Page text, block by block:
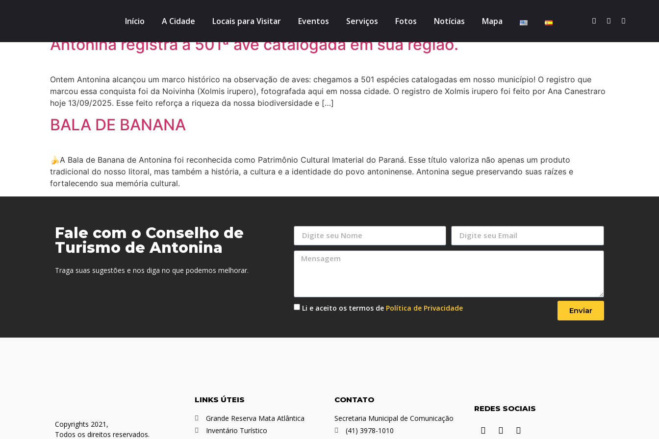
Início A Cidade Locais para Visitar Eventos Serviços Fotos Notícias Mapa
#antonina
Antonina registra a 501ª ave catalogada em sua região.
Ontem Antonina alcançou um marco histórico na observação de aves: chegamos a 501 espécies catalogadas em nosso município! O registro que
marcou essa conquista foi da Noivinha (Xolmis irupero), fotografada aqui em nossa cidade. O registro de Xolmis irupero foi feito por Ana Canestraro
hoje 13/09/2025. Esse feito reforça a riqueza da nossa biodiversidade e […]
BALA DE BANANA
🍌A Bala de Banana de Antonina foi reconhecida como Patrimônio Cultural Imaterial do Paraná. Esse título valoriza não apenas um produto
tradicional do nosso litoral, mas também a história, a cultura e a identidade do povo antoninense. Antonina segue preservando suas raízes e
fortalecendo sua memória cultural.
Fale com o Conselho de
Turismo de Antonina
Traga suas sugestões e nos diga no que podemos melhorar.
Li e aceito os termos de Política de Privacidade Enviar
Copyrights 2021,
Todos os direitos reservados.
LINKS ÚTEIS
Grande Reserva Mata Atlântica
Inventário Turístico
CONTATO
Secretaria Municipal de Comunicação
(41) 3978-1010
REDES SOCIAIS